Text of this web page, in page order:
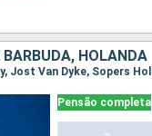
BARBUDA, HOLANDA
Pensão completa